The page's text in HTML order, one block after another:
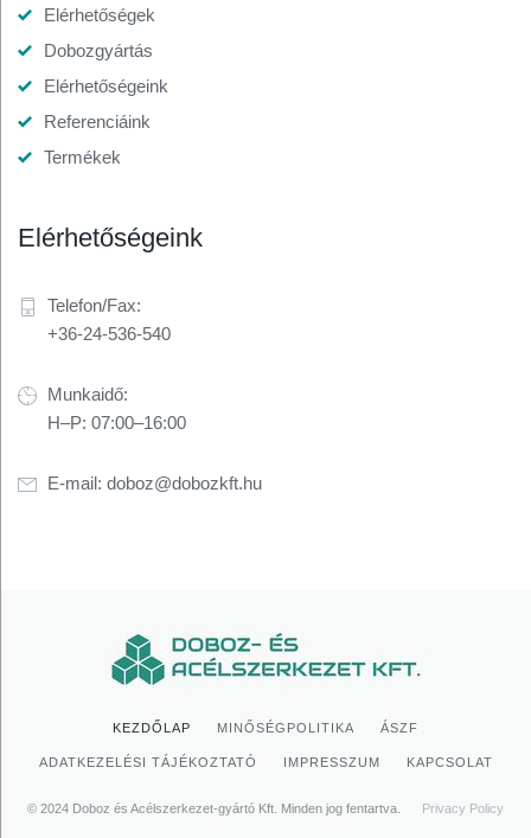
Elérhetőségek
Dobozgyártás
Elérhetőségeink
Referenciáink
Termékek
Elérhetőségeink
Telefon/Fax:
+36-24-536-540
Munkaidő:
H–P: 07:00–16:00
E-mail: doboz@dobozkft.hu
KEZDŐLAP MINŐSÉGPOLITIKA ÁSZF
ADATKEZELÉSI TÁJÉKOZTATÓ IMPRESSZUM KAPCSOLAT
© 2024 Doboz és Acélszerkezet-gyártó Kft. Minden jog fentartva. Privacy Policy